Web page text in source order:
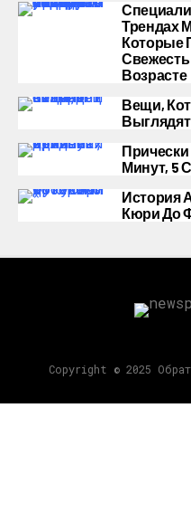
Трендах
Которые
Возрасте
Вещи,
Минут, 5
История
Кюри До
Copyright © 2025